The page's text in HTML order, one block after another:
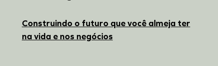
Construindo o futuro que você almeja ter
na vida e nos negócios